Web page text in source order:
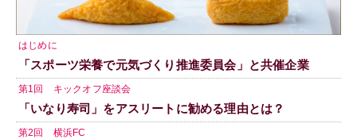
はじめに
「スポーツ栄養で元気づくり推進委員会」と共催企業
第1回 キックオフ座談会
「いなり寿司」をアスリートに勧める理由とは？
第2回 横浜FC